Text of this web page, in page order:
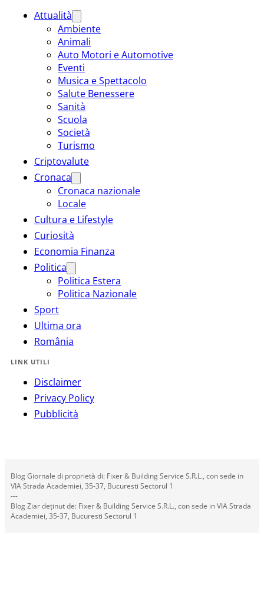
Attualità
Ambiente
Animali
Auto Motori e Automotive
Eventi
Musica e Spettacolo
Salute Benessere
Sanità
Scuola
Società
Turismo
Criptovalute
Cronaca
Cronaca nazionale
Locale
Cultura e Lifestyle
Curiosità
Economia Finanza
Politica
Politica Estera
Politica Nazionale
Sport
Ultima ora
România
LINK UTILI
Disclaimer
Privacy Policy
Pubblicità
Blog Giornale di proprietà di: Fixer & Building Service S.R.L., con sede in
VIA Strada Academiei, 35-37, Bucuresti Sectorul 1
---
Blog Ziar deținut de: Fixer & Building Service S.R.L., con sede in VIA Strada
Academiei, 35-37, Bucuresti Sectorul 1